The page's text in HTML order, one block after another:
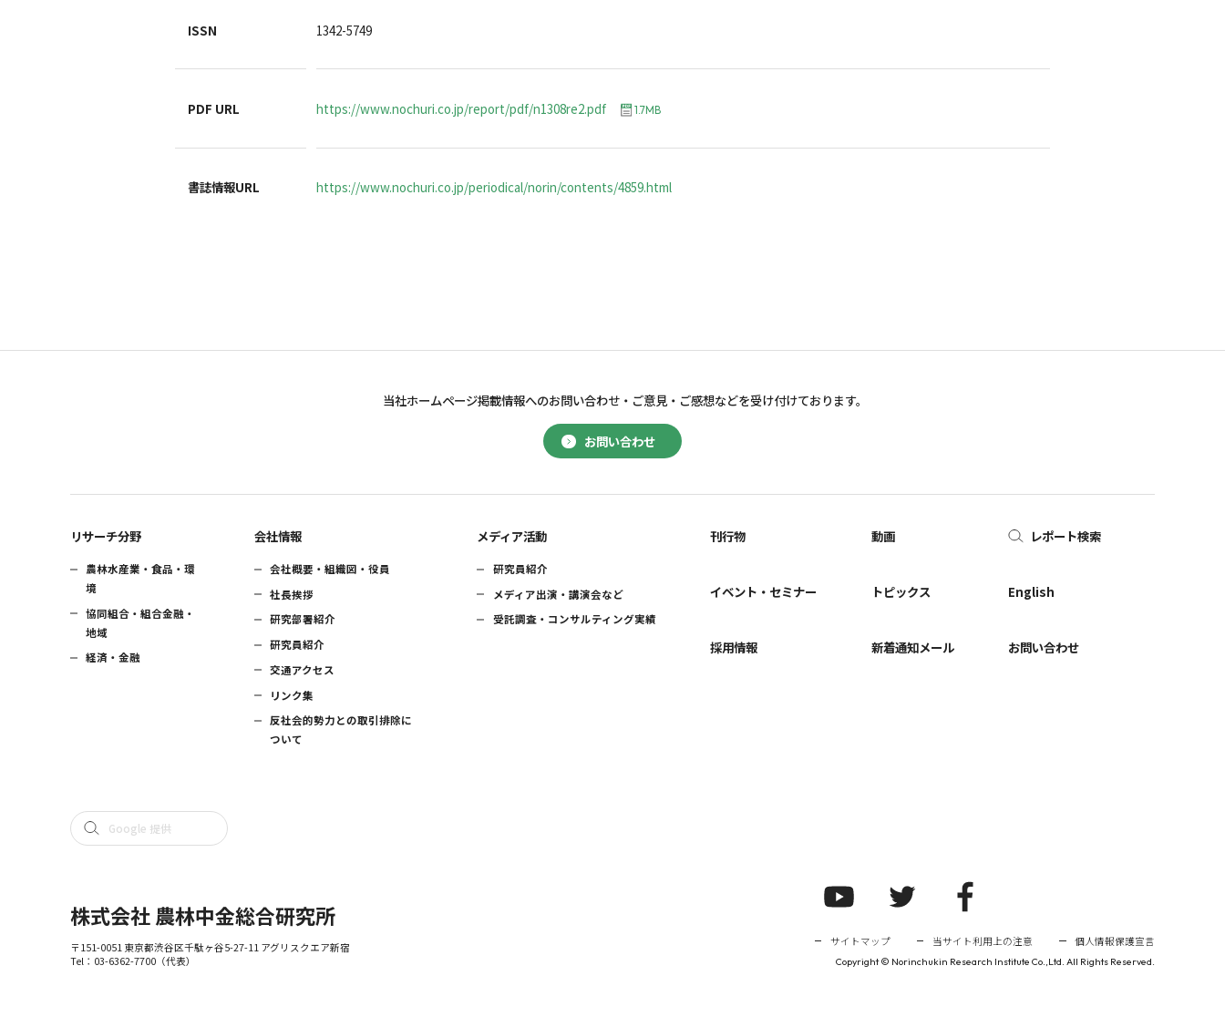
ISSN 1342-5749
PDF URL https://www.nochuri.co.jp/report/pdf/n1308re2.pdf 1.7MB
書誌情報URL https://www.nochuri.co.jp/periodical/norin/contents/4859.html
お問い合わせ
当社ホームページ掲載情報へのお問い合わせ・ ご意見・ご感想などを受け付けております。
リサーチ分野
農林水産業・食品・環
境
協同組合・組合金融・
地域
経済・金融
会社情報
会社概要・組織図・役員
社長挨拶
研究部署紹介
研究員紹介
交通アクセス
リンク集
反社会的勢力との取引排除に
ついて
メディア活動
研究員紹介
メディア出演・講演会など
受託調査・コンサルティング実績
刊行物
イベント・セミナー
採用情報
動画
トピックス
新着通知メール
レポート検索
English
お問い合わせ
株式会社 農林中金総合研究所
〒151-0051 東京都渋谷区千駄ヶ谷5-27-11 アグリスクエア新宿
Tel： 03-6362-7700（代表）
サイトマップ 当サイト利用上の注意 個人情報保護宣言
Copyright © Norinchukin Research Institute Co.,Ltd. All Rights Reserved.